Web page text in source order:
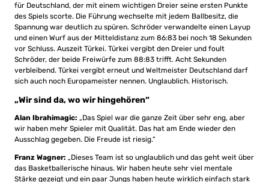
für Deutschland, der mit einem wichtigen Dreier seine ersten Punkte
des Spiels scorte. Die Führung wechselte mit jedem Ballbesitz, die
Spannung war deutlich zu spüren. Schröder verwandelte einen Layup
und einen Wurf aus der Mitteldistanz zum 86:83 bei noch 18 Sekunden
vor Schluss. Auszeit Türkei. Türkei vergibt den Dreier und foult
Schröder, der beide Freiwürfe zum 88:83 trifft. Acht Sekunden
verbleibend. Türkei vergibt erneut und Weltmeister Deutschland darf
sich auch noch Europameister nennen. Unglaublich. Historisch.
„Wir sind da, wo wir hingehören“
Alan Ibrahimagic: „Das Spiel war die ganze Zeit über sehr eng, aber
wir haben mehr Spieler mit Qualität. Das hat am Ende wieder den
Ausschlag gegeben. Die Freude ist riesig.“
Franz Wagner: „Dieses Team ist so unglaublich und das geht weit über
das Basketballerische hinaus. Wir haben heute sehr viel mentale
Stärke gezeigt und ein paar Jungs haben heute wirklich einfach stark